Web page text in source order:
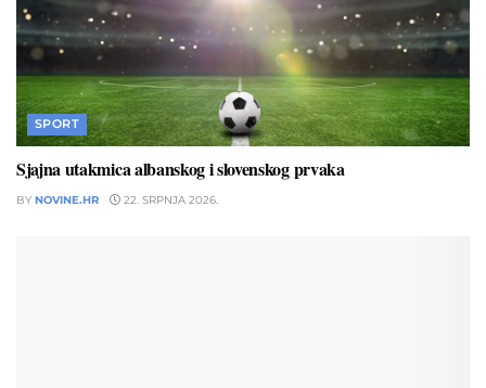
SPORT
Sjajna utakmica albanskog i slovenskog prvaka
BY NOVINE.HR 22. SRPNJA 2026.